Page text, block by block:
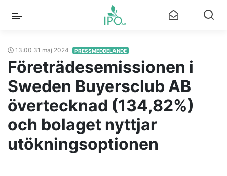
13:00 31 maj 2024 PRESSMEDDELANDE
Företrädesemissionen i
Sweden Buyersclub AB
övertecknad (134,82%)
och bolaget nyttjar
utökningsoptionen